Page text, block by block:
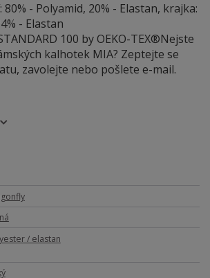
- Polyamid, 20% - Elastan, krajka:
- Elastan
100 by OEKO-TEX®Nejste
kalhotek MIA? Zeptejte se
zavolejte nebo pošlete e-mail.
/ elastan